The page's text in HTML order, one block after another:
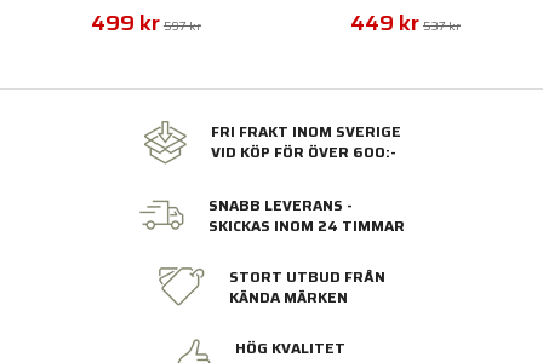
499 kr 597 kr 449 kr 537 kr
FRI FRAKT INOM SVERIGE
VID KÖP FÖR ÖVER 600:-
SNABB LEVERANS -
SKICKAS INOM 24 TIMMAR
STORT UTBUD FRÅN
KÄNDA MÄRKEN
HÖG KVALITET